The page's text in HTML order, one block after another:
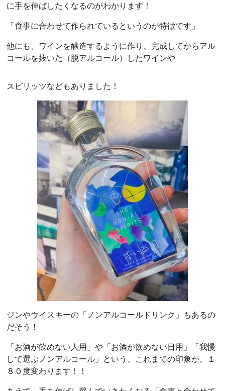
に手を伸ばしたくなるのがわかります！
「食事に合わせて作られているというのが特徴です」
他にも、ワインを醸造するように作り、完成してからアル
コールを抜いた（脱アルコール）したワインや
スピリッツなどもありました！
ジンやウイスキーの「ノンアルコールドリンク」もあるの
だそう！
「お酒が飲めない人用」や「お酒が飲めない日用」「我慢
して選ぶノンアルコール」という、これまでの印象が、１
８０度変わります！！